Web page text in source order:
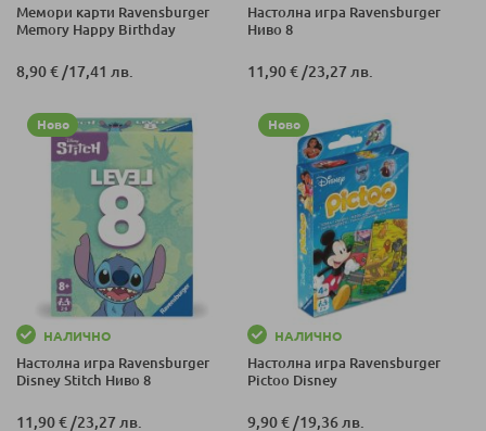
Мемори карти Ravensburger
Memory Happy Birthday
8,90 € /17,41 лв.
Настолна игра Ravensburger
Ниво 8
11,90 € /23,27 лв.
Ново
НАЛИЧНО
Настолна игра Ravensburger
Disney Stitch Ниво 8
11,90 € /23,27 лв.
Ново
НАЛИЧНО
Настолна игра Ravensburger
Pictoo Disney
9,90 € /19,36 лв.